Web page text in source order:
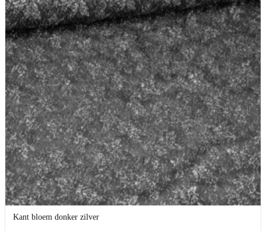
Kant bloem donker zilver